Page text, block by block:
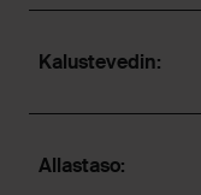
Kalustevedin:
Allastaso: